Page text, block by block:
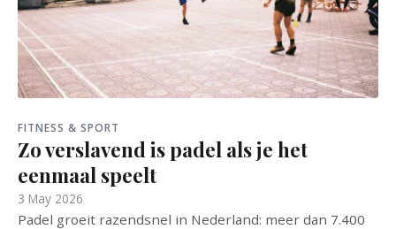
FITNESS & SPORT
Zo verslavend is padel als je het
eenmaal speelt
3 May 2026
Padel groeit razendsnel in Nederland: meer dan 7.400